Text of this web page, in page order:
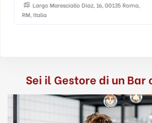
Largo Maresciallo Diaz, 16, 00135 Roma,
RM, Italia
Sei il Gestore di un Bar